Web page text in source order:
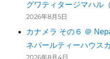
グワティタージマハル
2026年8月5日
カナメラ その６ ＠
ネパールティーハウス
2026年8月4日